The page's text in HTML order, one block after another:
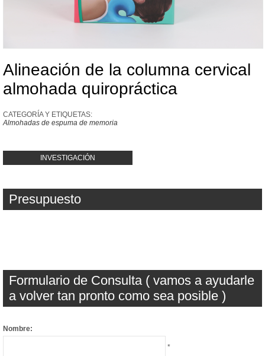
Alineación de la columna cervical
almohada quiropráctica
CATEGORÍA Y ETIQUETAS:
Almohadas de espuma de memoria
INVESTIGACIÓN
Presupuesto
Formulario de Consulta ( vamos a ayudarle
a volver tan pronto como sea posible )
Nombre:
*